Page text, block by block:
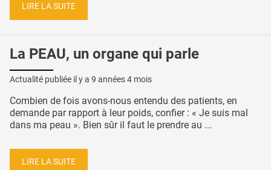
LIRE LA SUITE
La PEAU, un organe qui parle
Actualité publiée il y a 9 années 4 mois
Combien de fois avons-nous entendu des patients, en
demande par rapport à leur poids, confier : « Je suis mal
dans ma peau ». Bien sûr il faut le prendre au ...
LIRE LA SUITE